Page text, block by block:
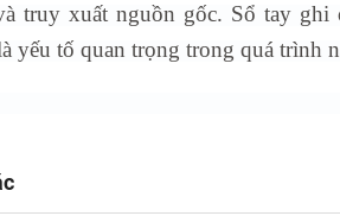
truy xuất nguồn gốc. Sổ tay
yếu tố quan trọng trong quá trình
tầm và